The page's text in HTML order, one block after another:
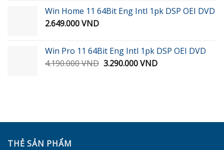
900.000 VND.là:
Win Home 11 64Bit Eng Intl 1pk DSP OEI DVD
2.649.000VND
Win Pro 11 64Bit Eng Intl 1pk DSP OEI DVD
4.190.000VND Giá
3.290.000VNDGiá
THẺ SẢN PHẨM